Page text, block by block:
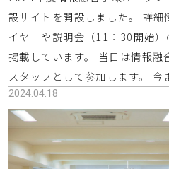
設サイトを開設しました。 詳細
イヤーや説明会（11：30開始）
掲載しています。 当日は情報融
スタッフとして参加します。
2024.04.18